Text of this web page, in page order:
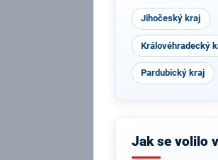
Jihočeský kraj
Královéhradecký
Pardubický kraj
Jak se volilo